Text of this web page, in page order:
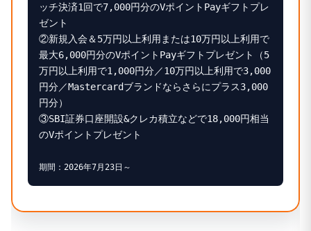
ッチ決済1回で7,000円分のVポイントPayギフトプレ
ゼント
②新規入会＆5万円以上利用または10万円以上利用で
最大6,000円分のVポイントPayギフトプレゼント（5
万円以上利用で1,000円分／10万円以上利用で3,000
円分／Mastercardブランドならさらにプラス3,000
円分）
③SBI証券口座開設&クレカ積立などで18,000円相当
のVポイントプレゼント
期間：2026年7月23日～